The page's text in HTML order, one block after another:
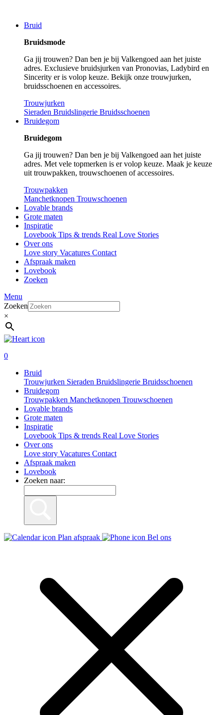
Bruid
Bruidsmode
Ga jij trouwen? Dan ben je bij Valkengoed aan het juiste
adres. Exclusieve bruidsjurken van Pronovias, Ladybird en
Sincerity er is volop keuze. Bekijk onze trouwjurken,
bruidsschoenen en accessoires.
Trouwjurken
Sieraden Bruidslingerie Bruidsschoenen
Bruidegom
Bruidegom
Ga jij trouwen? Dan ben je bij Valkengoed aan het juiste
adres. Met vele topmerken is er volop keuze. Maak je keuze
uit trouwpakken, trouwschoenen of accessoires.
Trouwpakken
Manchetknopen Trouwschoenen
Lovable brands
Grote maten
Inspiratie
Lovebook Tips & trends Real Love Stories
Over ons
Love story Vacatures Contact
Afspraak maken
Lovebook
Zoeken
Menu
Zoeken
×
0
Bruid
Trouwjurken Sieraden Bruidslingerie Bruidsschoenen
Bruidegom
Trouwpakken Manchetknopen Trouwschoenen
Lovable brands
Grote maten
Inspiratie
Lovebook Tips & trends Real Love Stories
Over ons
Love story Vacatures Contact
Afspraak maken
Lovebook
Zoeken naar:
Plan afspraak Bel ons